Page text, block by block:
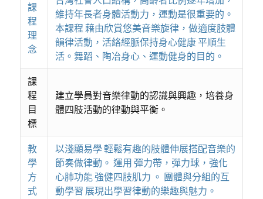
課
程
理
念
維持年長者身體活動力，運動是很重要的。
本課程 藉由欣賞悠美音樂旋律，做適度肢體
韻律活動，活絡經脈保持身心健康 平順生
活。舞蹈、陶冶身心、運動健身的目的。
課
程
目
標
建立學員對音樂律動的認識與興趣，培養身
體四肢活動的律動與平衡。
教
學
方
式
以淺顯易學 輕鬆有趣的肢體伸展搭配音樂的
節奏做律動。 運用 彈力帶，彈力球，強化
心肺功能 強健四肢肌力 。 團體與分組的互
動學習 展現出學習律動的樂趣與魅力。